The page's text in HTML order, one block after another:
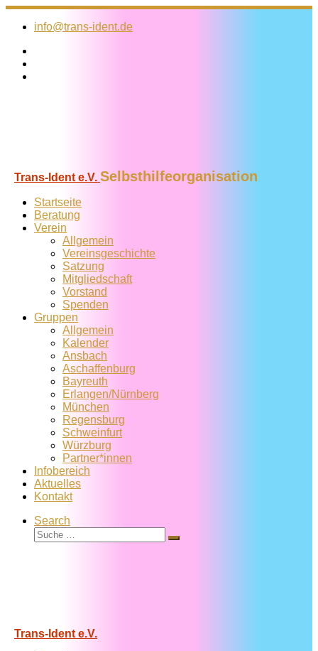
Zum
Inhalt
info@trans-ident.de
Trans-Ident e.V. Selbsthilfeorganisation
Startseite
Beratung
Verein
Allgemein
Vereins­geschichte
Satzung
Mitglied­schaft
Vorstand
Spenden
Gruppen
Allgemein
Kalender
Ansbach
Aschaffenburg
Bayreuth
Erlangen/Nürnberg
München
Regensburg
Schweinfurt
Würzburg
Partner*innen
Infobereich
Aktuelles
Kontakt
Search
Suche
Suche
Trans-Ident e.V.